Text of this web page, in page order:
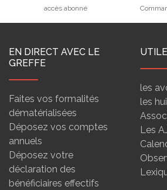
accès abonné
EN DIRECT AVEC LE
GREFFE
Faites vos formalités
dématérialisées
Déposez vos comptes
annuels
Déposez votre
déclaration des
bénéficiaires effectifs
UTILE
les
les
Les